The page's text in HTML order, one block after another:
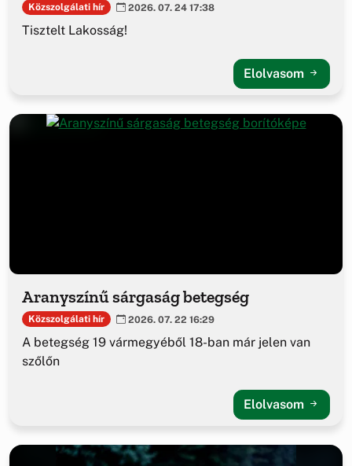
Közszolgálati hír 2026. 07. 24 17:38
Tisztelt Lakosság!
Elolvasom
Aranyszínű sárgaság betegség
Közszolgálati hír 2026. 07. 22 16:29
A betegség 19 vármegyéből 18-ban már jelen van
szőlőn
Elolvasom